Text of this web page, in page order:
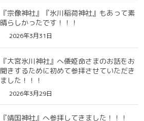
『宗像神社』『氷川稲荷神社』もあって素
晴らしかったです！！！
2026年3月31日
『大宮氷川神社』へ倭姫命さまのお話をお
聞きするために初めて参拝させていただき
ました！！！
2026年3月29日
『靖国神社』へ参拝してきました！！！